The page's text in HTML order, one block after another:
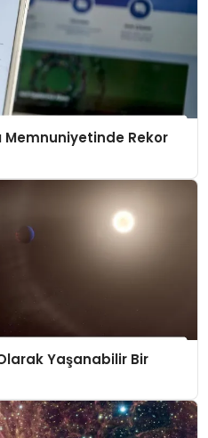
Memnuniyetinde Rekor
Yaşanabilir Bir